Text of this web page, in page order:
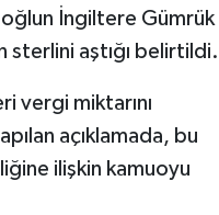
oğlun İngiltere Gümrük
sterlini aştığı belirtildi.
vergi miktarını
açıklamada, bu
ilişkin kamuoyu